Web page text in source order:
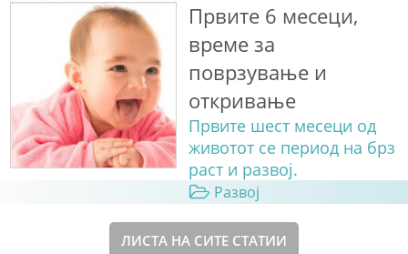
Првите 6 месеци,
време за
поврзување и
откривање
Првите шест месеци од
животот се период на брз
раст и развој.
Развој
ЛИСТА НА СИТЕ СТАТИИ